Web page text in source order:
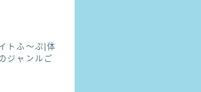
トふ〜ぷ|体
ジャンルご